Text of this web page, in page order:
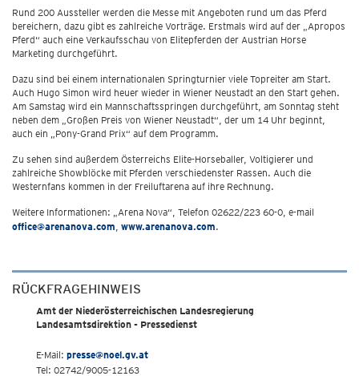
Rund 200 Aussteller werden die Messe mit Angeboten rund um das Pferd
bereichern, dazu gibt es zahlreiche Vorträge. Erstmals wird auf der „Apropos
Pferd“ auch eine Verkaufsschau von Elitepferden der Austrian Horse
Marketing durchgeführt.
Dazu sind bei einem internationalen Springturnier viele Topreiter am Start.
Auch Hugo Simon wird heuer wieder in Wiener Neustadt an den Start gehen.
Am Samstag wird ein Mannschaftsspringen durchgeführt, am Sonntag steht
neben dem „Großen Preis von Wiener Neustadt“, der um 14 Uhr beginnt,
auch ein „Pony-Grand Prix“ auf dem Programm.
Zu sehen sind außerdem Österreichs Elite-Horseballer, Voltigierer und
zahlreiche Showblöcke mit Pferden verschiedenster Rassen. Auch die
Westernfans kommen in der Freiluftarena auf ihre Rechnung.
Weitere Informationen: „Arena Nova“, Telefon 02622/223 60-0, e-mail
office@arenanova.com, www.arenanova.com.
RÜCKFRAGEHINWEIS
Amt der Niederösterreichischen Landesregierung
Landesamtsdirektion - Pressedienst
E-Mail: presse@noel.gv.at
Tel: 02742/9005-12163